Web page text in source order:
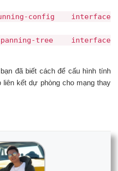
config interface
tree interface
đã biết cách để cấu hình tính
liên kết dự phòng cho mạng thay